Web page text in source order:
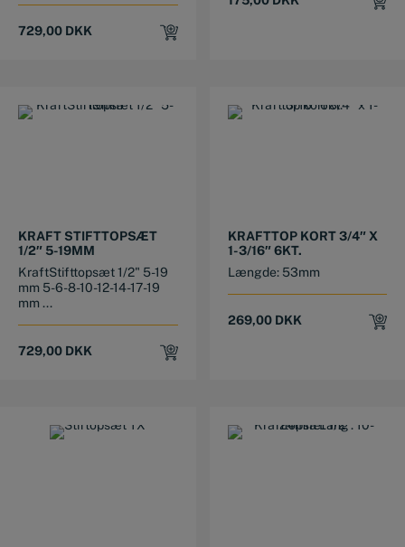
729,00 DKK
KRAFT STIFTTOPSÆT
1/2″ 5-19MM
KraftStifttopsæt 1/2" 5-19
mm 5-6-8-10-12-14-17-19
mm ...
729,00 DKK
KRAFTTOP KORT 3/4″ X
1-3/16″ 6KT.
Længde: 53mm
269,00 DKK